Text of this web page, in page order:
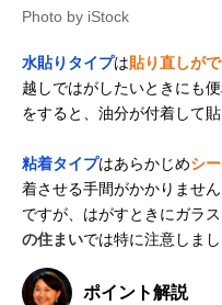
Photo by iStock
水貼りタイプは貼り直しが
越しではがしたいときにも
をすると、油分が付着して
粘着タイプはあらかじめシ
着させる手間がかかりませ
ですが、はがすときにガラ
の住まいでは特に注意しまし
ポイント解説